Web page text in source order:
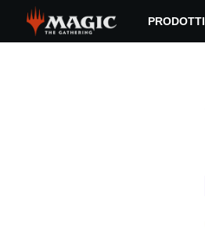
main
PRODOTTI